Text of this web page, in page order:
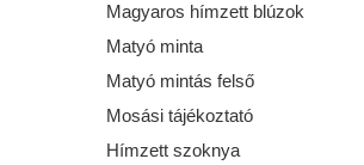
Magyaros hímzett blúzok
Matyó minta
Matyó mintás felső
Mosási tájékoztató
Hímzett szoknya